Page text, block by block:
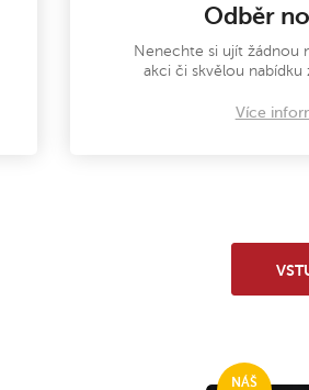
Odběr
Nenechte si ujít žádnou
akci či skvělou nabídku
Více